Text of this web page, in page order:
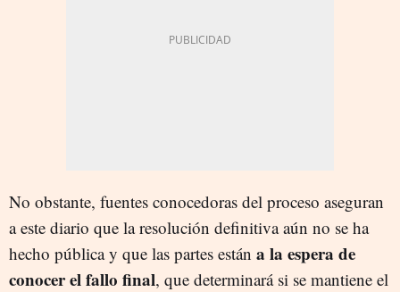
No obstante, fuentes conocedoras del proceso aseguran
a este diario que la resolución definitiva aún no se ha
hecho pública y que las partes están a la espera de
conocer el fallo final, que determinará si se mantiene el